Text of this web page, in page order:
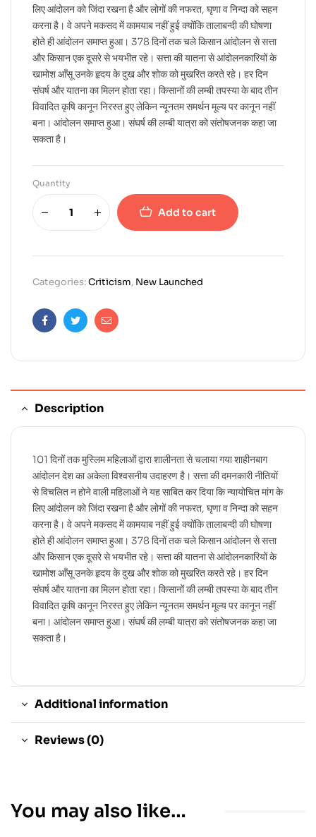
लिए आंदोलन को जिंदा रखना है और लोगों की नफरत, घृणा व निन्दा को सहन
करना है। वे अपने मकसद में कामयाब नहीं हुई क्योंकि तालाबन्दी की घोषणा
होते ही आंदोलन समाप्त हुआ। 378 दिनों तक चले किसान आंदोलन से सत्ता
और किसान एक दूसरे से भयभीत रहे। सत्ता की यातना से आंदोलनकारियों के
खामोश आँसू उनके हृदय के दुख और शोक को मुखरित करते रहे। हर दिन
संघर्ष और यातना का मिलन होता रहा। किसानों की लम्बी तपस्या के बाद तीन
विवादित कृषि कानून निरस्त हुए लेकिन न्यूनतम समर्थन मूल्य पर कानून नहीं
बना। आंदोलन समाप्त हुआ। संघर्ष की लम्बी यात्रा को संतोषजनक कहा जा
सकता है।
Quantity
Add to cart
Categories:Criticism, New Launched
FacebookTwitterEmail
Description
101 दिनों तक मुस्लिम महिलाओं द्वारा शालीनता से चलाया गया शाहीनबाग
आंदोलन देश का अकेला विश्वसनीय उदाहरण है। सत्ता की दमनकारी नीतियों
से विचलित न होने वाली महिलाओं ने यह साबित कर दिया कि न्यायोचित मांग के
लिए आंदोलन को जिंदा रखना है और लोगों की नफरत, घृणा व निन्दा को सहन
करना है। वे अपने मकसद में कामयाब नहीं हुई क्योंकि तालाबन्दी की घोषणा
होते ही आंदोलन समाप्त हुआ। 378 दिनों तक चले किसान आंदोलन से सत्ता
और किसान एक दूसरे से भयभीत रहे। सत्ता की यातना से आंदोलनकारियों के
खामोश आँसू उनके हृदय के दुख और शोक को मुखरित करते रहे। हर दिन
संघर्ष और यातना का मिलन होता रहा। किसानों की लम्बी तपस्या के बाद तीन
विवादित कृषि कानून निरस्त हुए लेकिन न्यूनतम समर्थन मूल्य पर कानून नहीं
बना। आंदोलन समाप्त हुआ। संघर्ष की लम्बी यात्रा को संतोषजनक कहा जा
सकता है।
Additional information
Reviews (0)
You may also like…